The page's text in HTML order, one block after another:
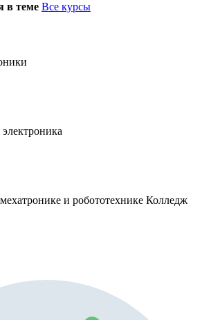
в теме Все курсы
и робототехнике Колледж